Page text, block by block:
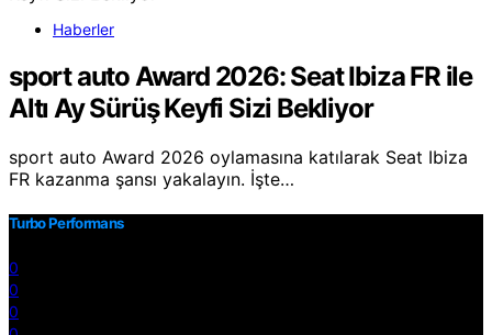
Haberler
sport auto Award 2026: Seat Ibiza FR ile
Altı Ay Sürüş Keyfi Sizi Bekliyor
sport auto Award 2026 oylamasına katılarak Seat Ibiza
FR kazanma şansı yakalayın. İşte…
Turbo Performans
0
0
0